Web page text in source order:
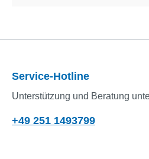
Service-Hotline
Unterstützung und Beratung
+49 251 1493799